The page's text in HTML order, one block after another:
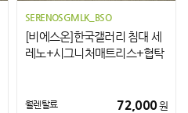
SERENOSGMLK_BSO
[비에스온]한국갤러리 침대 세
레노+시그니처매트리스+협탁
월렌탈료 72,000원